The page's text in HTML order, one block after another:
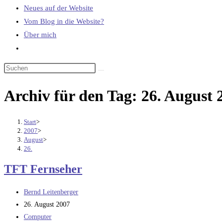
Neues auf der Website
Vom Blog in die Website?
Über mich
umschalten
Archiv für den Tag: 26. August
Start>
2007>
August>
26.
TFT Fernseher
Beitrags-
Autor:
Bernd Leitenberger
Beitrag
veröffentlicht:
26. August 2007
Beitrags-
Computer